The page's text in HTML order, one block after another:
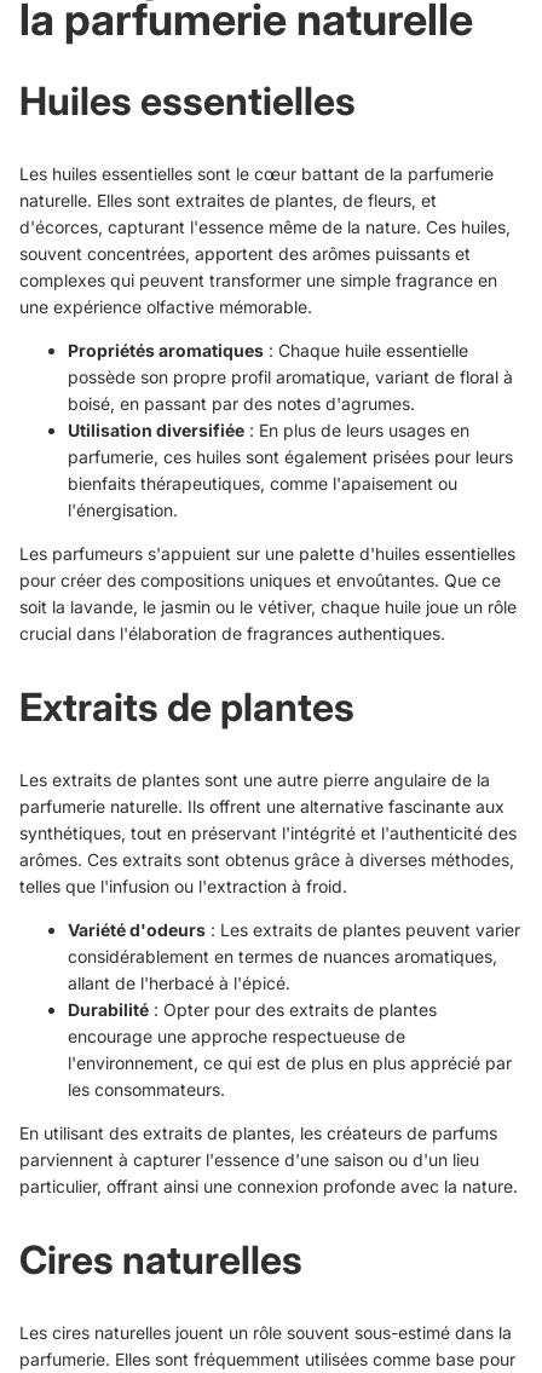
la parfumerie naturelle
Huiles essentielles
Les huiles essentielles sont le cœur battant de la parfumerie
naturelle. Elles sont extraites de plantes, de fleurs, et
d'écorces, capturant l'essence même de la nature. Ces huiles,
souvent concentrées, apportent des arômes puissants et
complexes qui peuvent transformer une simple fragrance en
une expérience olfactive mémorable.
Propriétés aromatiques : Chaque huile essentielle
possède son propre profil aromatique, variant de floral à
boisé, en passant par des notes d'agrumes.
Utilisation diversifiée : En plus de leurs usages en
parfumerie, ces huiles sont également prisées pour leurs
bienfaits thérapeutiques, comme l'apaisement ou
l'énergisation.
Les parfumeurs s'appuient sur une palette d'huiles essentielles
pour créer des compositions uniques et envoûtantes. Que ce
soit la lavande, le jasmin ou le vétiver, chaque huile joue un rôle
crucial dans l'élaboration de fragrances authentiques.
Extraits de plantes
Les extraits de plantes sont une autre pierre angulaire de la
parfumerie naturelle. Ils offrent une alternative fascinante aux
synthétiques, tout en préservant l'intégrité et l'authenticité des
arômes. Ces extraits sont obtenus grâce à diverses méthodes,
telles que l'infusion ou l'extraction à froid.
Variété d'odeurs : Les extraits de plantes peuvent varier
considérablement en termes de nuances aromatiques,
allant de l'herbacé à l'épicé.
Durabilité : Opter pour des extraits de plantes
encourage une approche respectueuse de
l'environnement, ce qui est de plus en plus apprécié par
les consommateurs.
En utilisant des extraits de plantes, les créateurs de parfums
parviennent à capturer l'essence d'une saison ou d'un lieu
particulier, offrant ainsi une connexion profonde avec la nature.
Cires naturelles
Les cires naturelles jouent un rôle souvent sous-estimé dans la
parfumerie. Elles sont fréquemment utilisées comme base pour